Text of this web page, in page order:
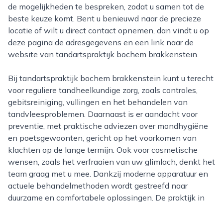
de mogelijkheden te bespreken, zodat u samen tot de
beste keuze komt. Bent u benieuwd naar de precieze
locatie of wilt u direct contact opnemen, dan vindt u op
deze pagina de adresgegevens en een link naar de
website van tandartspraktijk bochem brakkenstein.
Bij tandartspraktijk bochem brakkenstein kunt u terecht
voor reguliere tandheelkundige zorg, zoals controles,
gebitsreiniging, vullingen en het behandelen van
tandvleesproblemen. Daarnaast is er aandacht voor
preventie, met praktische adviezen over mondhygiëne
en poetsgewoonten, gericht op het voorkomen van
klachten op de lange termijn. Ook voor cosmetische
wensen, zoals het verfraaien van uw glimlach, denkt het
team graag met u mee. Dankzij moderne apparatuur en
actuele behandelmethoden wordt gestreefd naar
duurzame en comfortabele oplossingen. De praktijk in